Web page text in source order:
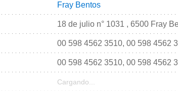
Fray Bentos
18 de julio n° 1031 , 6500 Fray
00 598 4562 3510, 00 598 4562
00 598 4562 3510, 00 598 4562
Cargando...